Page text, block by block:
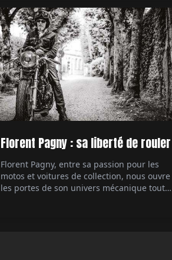
technologique des années 80, la 959
démontre à l'époque à quel point il est
possible de pousser à l'extrême ce dont est
capable une […]
Florent Pagny : sa liberté de rouler
Florent Pagny, entre sa passion pour les
motos et voitures de collection, nous ouvre
les portes de son univers mécanique tout